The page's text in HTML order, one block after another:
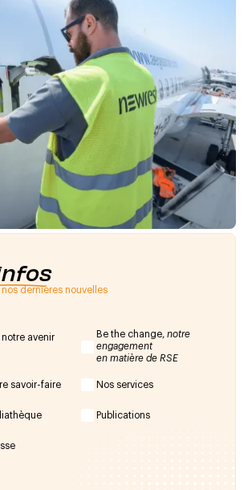
dernières nouvelles
notre avenir Be the change, notre
engagement
en matière de RSE
savoir-faire Nos services
Publications